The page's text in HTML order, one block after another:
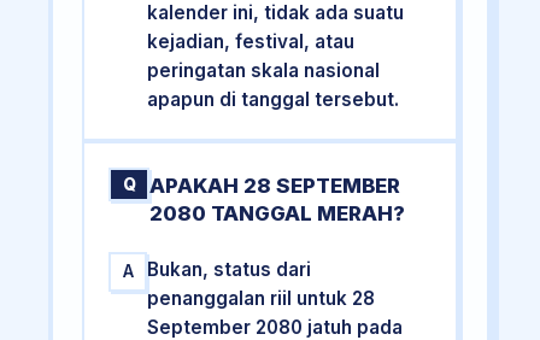
kalender ini, tidak ada suatu
kejadian, festival, atau
peringatan skala nasional
apapun di tanggal tersebut.
Q
APAKAH 28 SEPTEMBER
2080 TANGGAL MERAH?
A
Bukan, status dari
penanggalan riil untuk 28
September 2080 jatuh pada